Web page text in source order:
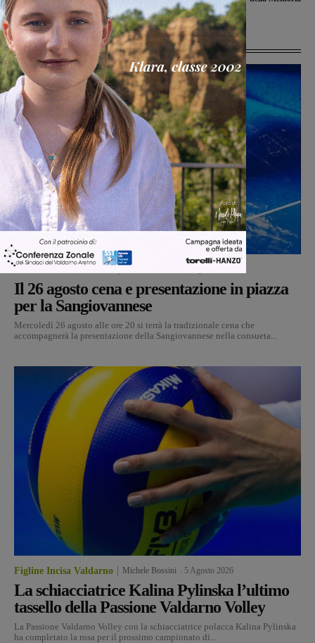
Ultime Notizie
San Giovanni Valdarno Michele Bossini
Il 26 agosto cena e presentazione in piazza
per la Sangiovannese
Mercoledì 26 agosto alle ore 20 si terrà la tradizionale cena che
accompagnerà la presentazione della Sangiovannese nella consueta...
Figline Incisa Valdarno Michele Bossini 5 Agosto 2026
La schiacciatrice Kalina Pylinska l’ultimo
tassello della Passione Valdarno Volley
La Passione Valdarno Volley con la schiacciatrice polacca Kalina Pylinska
ha completato la rosa per il prossimo campionato di...